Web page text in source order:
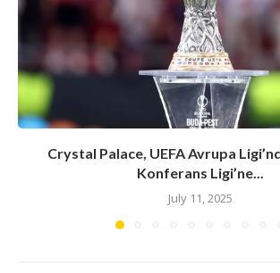
Crystal Palace, UEFA Avrupa
Konferans Ligi’ne...
July 11, 2025